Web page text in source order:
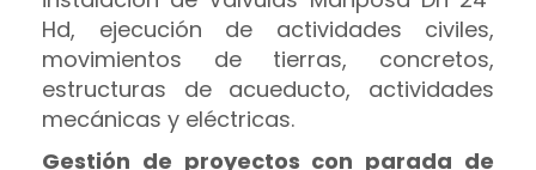
Hd, ejecución de actividades civiles,
movimientos de tierras, concretos,
estructuras de acueducto, actividades
mecánicas y eléctricas.
Gestión de proyectos con parada de